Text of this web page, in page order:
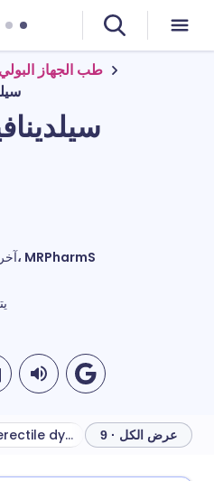
طب الجهاز
مايكل ستيوارت، MRPharmS
About sildenafil for erectile dysfunction Before taking
عرض الكل · 9